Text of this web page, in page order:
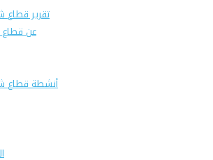
تقرير قطاع
عن قطاع
أنشطة قطاع